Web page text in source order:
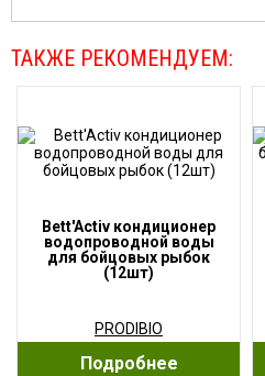
ТАКЖЕ РЕКОМЕНДУЕМ:
Bett'Activ кондиционер
водопроводной воды
для бойцовых рыбок
(12шт)
PRODIBIO
Подробнее